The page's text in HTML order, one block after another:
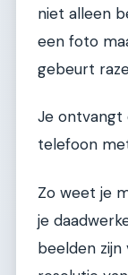
niet alleen
een foto
gebeurt
Je ontvangt
telefoon
Zo weet je
je
beelden